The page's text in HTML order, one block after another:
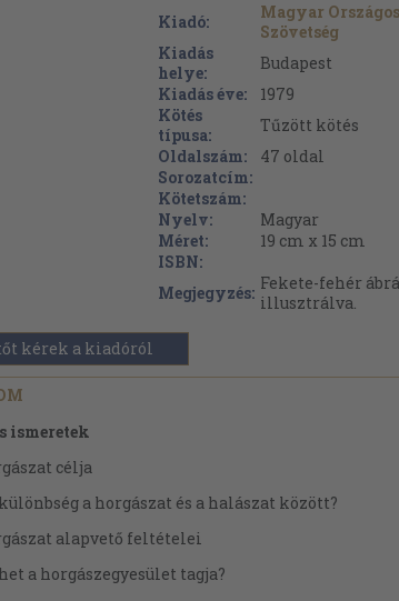
Kiadó:
Magyar
Szövetség
Kiadás
helye:
Budapest
Kiadás éve:
1979
Kötés
típusa:
Tűzött kötés
Oldalszám:
47 oldal
Sorozatcím:
Kötetszám:
Nyelv:
Magyar
Méret:
19 cm x 15 cm
ISBN:
Megjegyzés: Fekete-fehér
illusztrálva.
kérek a kiadóról
ismeretek
célja
a horgászat és a halászat között?
alapvető feltételei
a horgászegyesület tagja?